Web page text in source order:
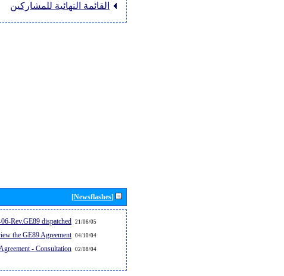
القائمة النهائية للمشاركين
[Newsflashes]
21/06/05
Rev.GE89 dispatched...
04/10/04
the GE89 Agreement
02/08/04
- Consultation